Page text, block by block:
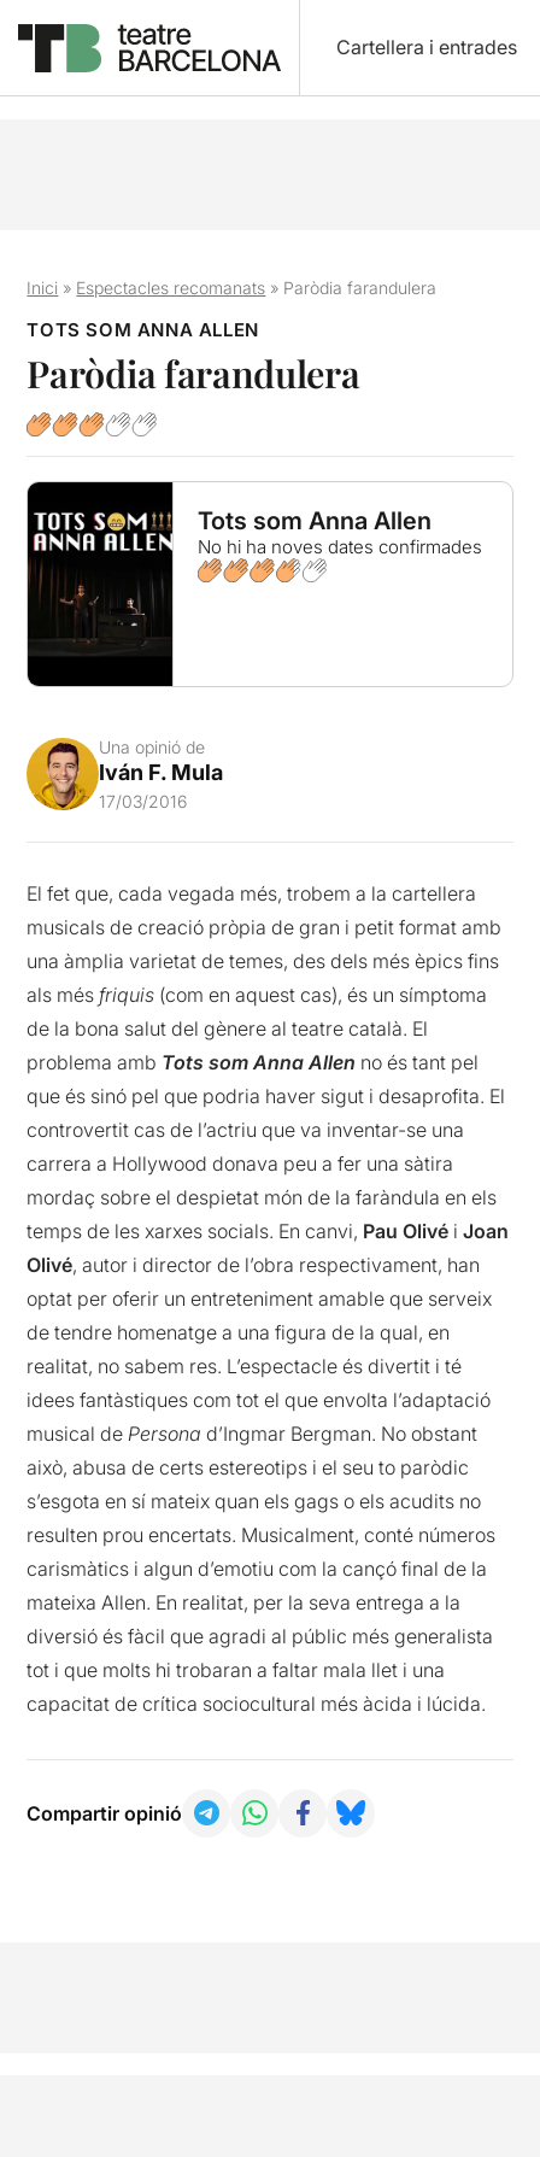
Cartellera i entrades
Inici » Espectacles recomanats » Paròdia farandulera
TOTS SOM ANNA ALLEN
Paròdia farandulera
Tots som Anna Allen
No hi ha noves dates confirmades
Una opinió de
Iván F. Mula
17/03/2016
El fet que, cada vegada més, trobem a la cartellera
musicals de creació pròpia de gran i petit format amb
una àmplia varietat de temes, des dels més èpics fins
als mésfriquis (com en aquest cas), és un símptoma
de la bona salut del gènere al teatre català. El
problema amb Tots som Anna Allen no és tant pel
que és sinó pel que podria haver sigut i desaprofita. El
controvertit cas de l’actriu que va inventar-se una
carrera a Hollywood donava peu a fer una sàtira
mordaç sobre el despietat món de la faràndula en els
temps de les xarxes socials. En canvi, Pau Olivé iJoan
Olivé, autor i director de l’obra respectivament, han
optat per oferir un entreteniment amable que serveix
de tendre homenatge a una figura de la qual, en
realitat, no sabem res. L’espectacle és divertit i té
idees fantàstiques com tot el que envolta l’adaptació
musical de Personad’Ingmar Bergman. No obstant
això, abusa de certs estereotips i el seu to paròdic
s’esgota en sí mateix quan els gags o els acudits no
resulten prou encertats. Musicalment, conté números
carismàtics i algun d’emotiu com la cançó final de la
mateixa Allen. En realitat, per la seva entrega a la
diversió és fàcil que agradi al públic més generalista
tot i que molts hi trobaran a faltar mala llet i una
capacitat de crítica sociocultural més àcida i lúcida.
Compartir opinió